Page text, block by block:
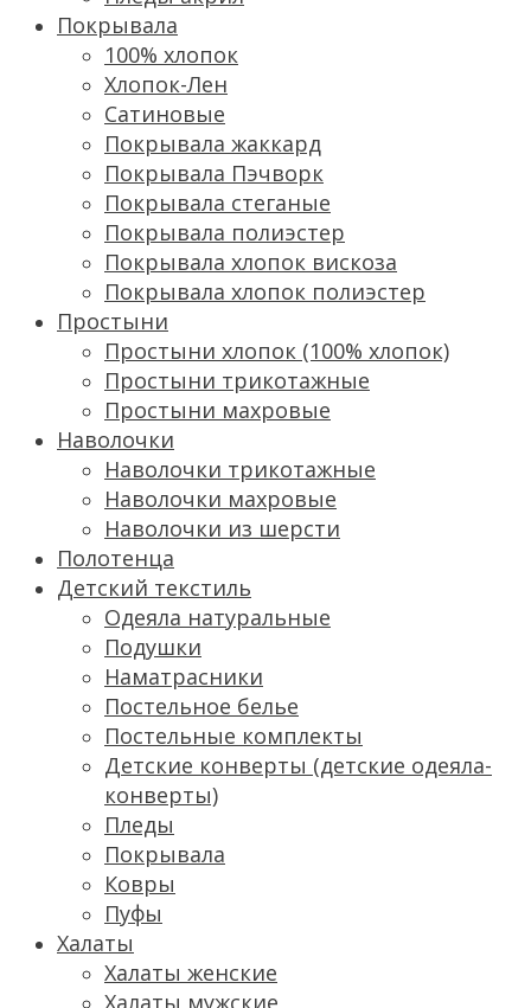
Покрывала
100% хлопок
Хлопок-Лен
Сатиновые
Покрывала жаккард
Покрывала Пэчворк
Покрывала стеганые
Покрывала полиэстер
Покрывала хлопок вискоза
Покрывала хлопок полиэстер
Простыни
Простыни хлопок (100% хлопок)
Простыни трикотажные
Простыни махровые
Наволочки
Наволочки трикотажные
Наволочки махровые
Наволочки из шерсти
Полотенца
Детский текстиль
Одеяла натуральные
Подушки
Наматрасники
Постельное белье
Постельные комплекты
Детские конверты (детские одеяла-
конверты)
Пледы
Покрывала
Ковры
Пуфы
Халаты
Халаты женские
Халаты мужские